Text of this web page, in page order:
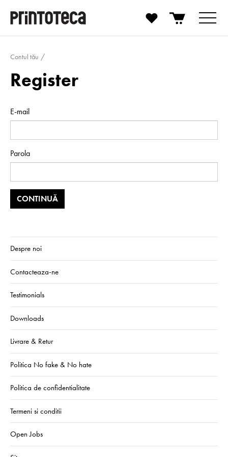
Contul tău
Register
E-mail
Parola
Despre noi
Contacteaza-ne
Testimonials
Downloads
Livrare & Retur
Politica No fake & No hate
Politica de confidentialitate
Termeni si conditii
Open Jobs